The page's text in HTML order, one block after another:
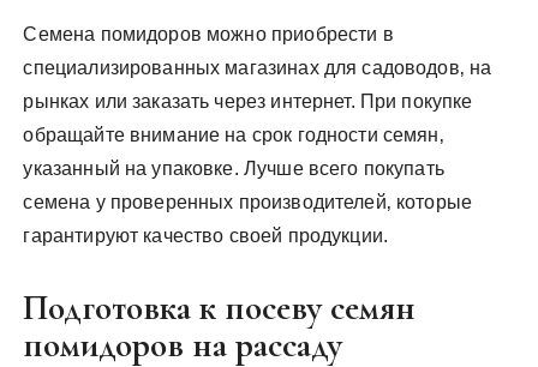
Семена помидоров можно приобрести в
специализированных магазинах для садоводов‚ на
рынках или заказать через интернет. При покупке
обращайте внимание на срок годности семян‚
указанный на упаковке. Лучше всего покупать
семена у проверенных производителей‚ которые
гарантируют качество своей продукции.
Подготовка к посеву семян
помидоров на рассаду